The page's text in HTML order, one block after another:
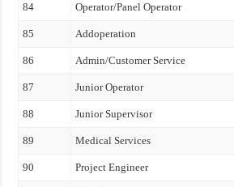
84 Operator/Panel Operator
85 Addoperation
86 Admin/Customer Service
87 Junior Operator
88 Junior Supervisor
89 Medical Services
90 Project Engineer